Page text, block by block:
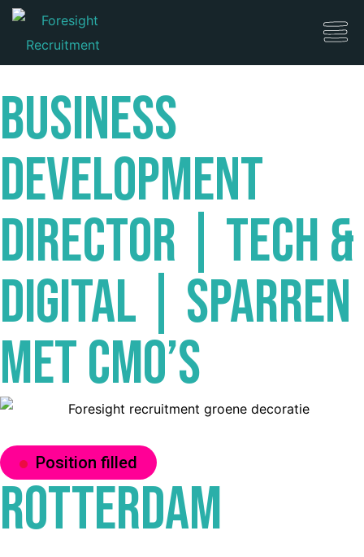
Business
Development
Director | Tech &
Digital | Sparren
met CMO’s
Position filled
Rotterdam